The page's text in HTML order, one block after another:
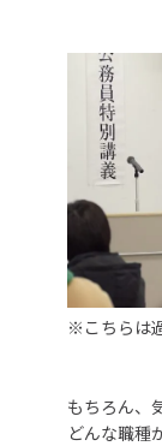
※こちらは
もちろん、
どんな職種